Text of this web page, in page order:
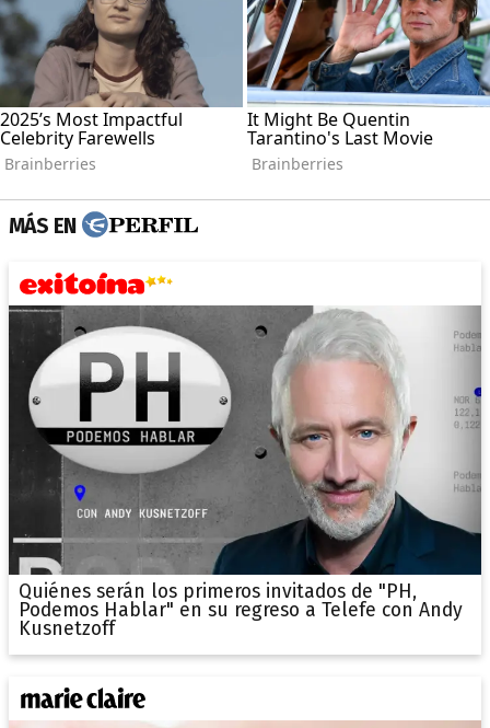
MÁS EN
Quiénes serán los primeros invitados de "PH,
Podemos Hablar" en su regreso a Telefe con Andy
Kusnetzoff